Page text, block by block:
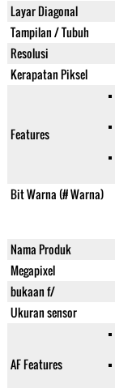
Layar Diagonal
Tampilan / Tubuh
Resolusi
Kerapatan Piksel
Features
Bit Warna (# Warna)
Nama Produk
Megapixel
bukaan f/
Ukuran sensor
AF Features